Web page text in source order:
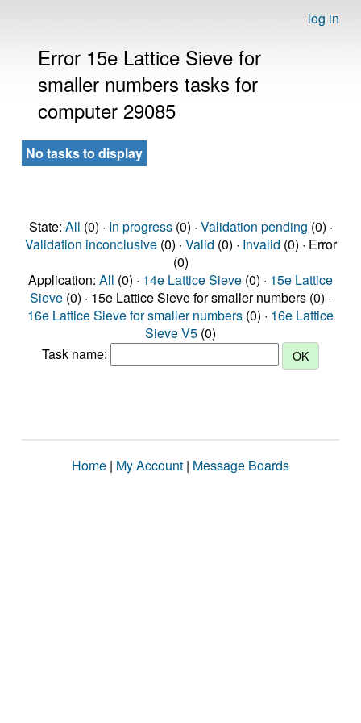
log in
Error 15e Lattice Sieve for
smaller numbers tasks for
computer 29085
No tasks to display
State: All (0) · In progress(0) · Validation pending (0) ·
Validation inconclusive(0) · Valid (0) · Invalid (0) · Error
(0)
Application: All (0) · 14e Lattice Sieve (0) · 15e Lattice
Sieve (0) · 15e Lattice Sieve for smaller numbers (0) ·
16e Lattice Sieve for smaller numbers (0) · 16e Lattice
Sieve V5 (0)
Task name:
Home | My Account | Message Boards